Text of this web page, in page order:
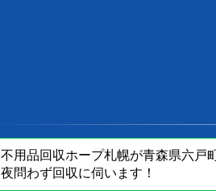
不用品回収ホープ札幌が青森県六戸
夜問わず回収に伺います！